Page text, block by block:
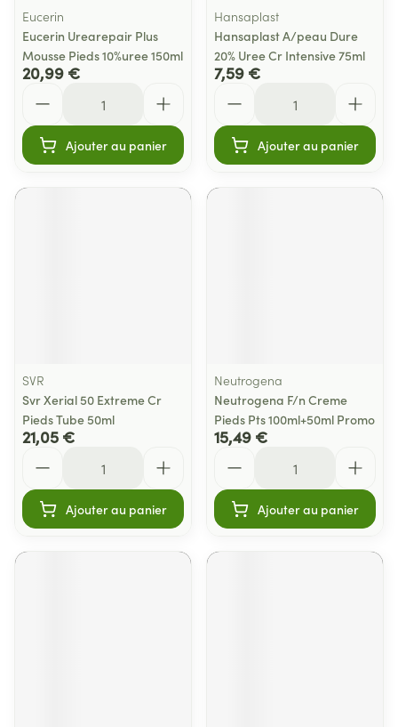
Eucerin
Eucerin Urearepair Plus
Mousse Pieds 10%uree 150ml
20,99 €
Ajouter au panier
Hansaplast
Hansaplast A/peau Dure
20% Uree Cr Intensive 75ml
7,59 €
Ajouter au panier
SVR
Svr Xerial 50 Extreme Cr
Pieds Tube 50ml
21,05 €
Ajouter au panier
Neutrogena
Neutrogena F/n Creme
Pieds Pts 100ml+50ml Promo
15,49 €
Ajouter au panier